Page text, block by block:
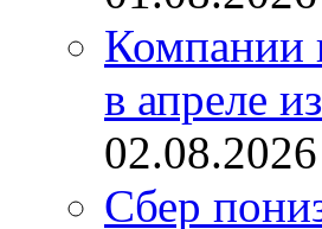
Компании
в апреле
Сбер